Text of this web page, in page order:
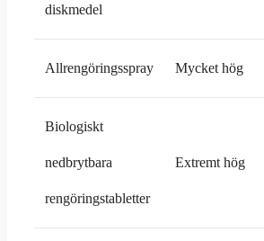
diskmedel
Allrengöringsspray Mycket hög
Biologiskt
nedbrytbara
rengöringstabletter
Extremt hög